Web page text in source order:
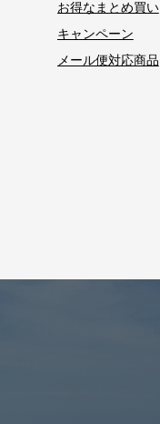
お得なまとめ買い
キャンペーン
メール便対応商品